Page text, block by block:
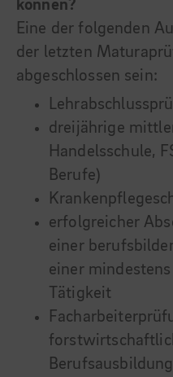
können?
Eine der folgenden
der letzten
abgeschlossen sein:
dreijährige
Handelsschule,
Berufe)
erfolgreicher
einer
einer
Tätigkeit